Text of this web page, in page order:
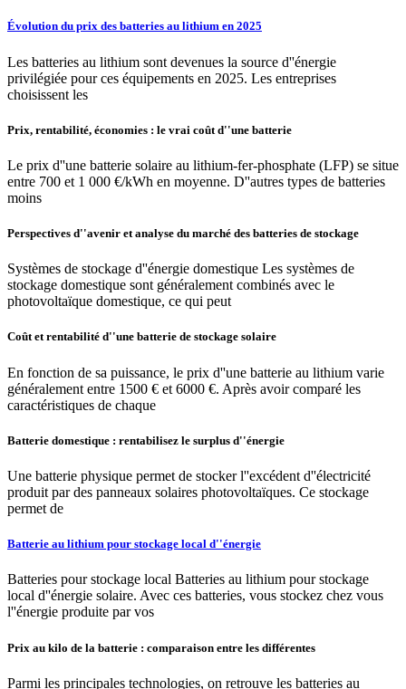
Évolution du prix des batteries au lithium en 2025
Les batteries au lithium sont devenues la source d''énergie
privilégiée pour ces équipements en 2025. Les entreprises
choisissent les
Prix, rentabilité, économies : le vrai coût d''une batterie
Le prix d''une batterie solaire au lithium-fer-phosphate (LFP) se situe
entre 700 et 1 000 €/kWh en moyenne. D''autres types de batteries
moins
Perspectives d''avenir et analyse du marché des batteries de stockage
Systèmes de stockage d''énergie domestique Les systèmes de
stockage domestique sont généralement combinés avec le
photovoltaïque domestique, ce qui peut
Coût et rentabilité d''une batterie de stockage solaire
En fonction de sa puissance, le prix d''une batterie au lithium varie
généralement entre 1500 € et 6000 €. Après avoir comparé les
caractéristiques de chaque
Batterie domestique : rentabilisez le surplus d''énergie
Une batterie physique permet de stocker l''excédent d''électricité
produit par des panneaux solaires photovoltaïques. Ce stockage
permet de
Batterie au lithium pour stockage local d''énergie
Batteries pour stockage local Batteries au lithium pour stockage
local d''énergie solaire. Avec ces batteries, vous stockez chez vous
l''énergie produite par vos
Prix au kilo de la batterie : comparaison entre les différentes
Parmi les principales technologies, on retrouve les batteries au